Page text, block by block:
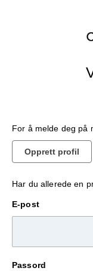
For å melde deg på
Opprett profil
Har du allerede en
E-post
Passord